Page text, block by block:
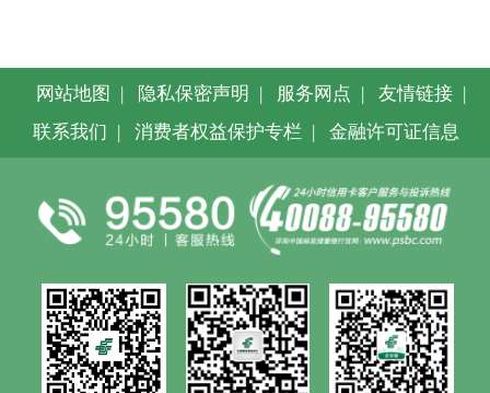
网站地图 | 隐私保密声明 | 服务网点 | 友情链接 |
联系我们 | 消费者权益保护专栏 | 金融许可证信息